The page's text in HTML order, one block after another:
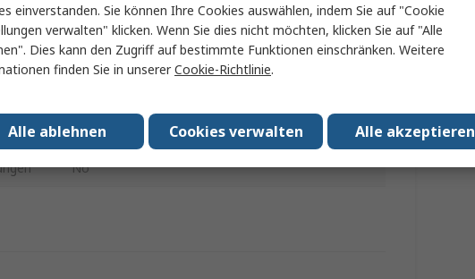
IoT-WLAN-Anwendung
Arduino, Micro:Bit, STM32
2.4GHz
No
einverstanden. Sie können Ihre Cookies auswählen, indem Sie auf "Cookie
verwalten" klicken. Wenn Sie dies nicht möchten, klicken Sie auf "Alle
Dies kann den Zugriff auf bestimmte Funktionen einschränken. Weitere
finden Sie in unsererCookie-Richtlinie.
Alle akzeptieren
Cookies verwalten
Alle ablehnen